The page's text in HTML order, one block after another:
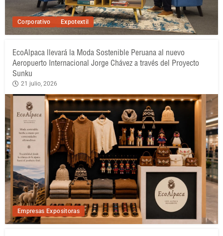
Corporativo Expotextil
Empresas Expositoras
EcoAlpaca llevará la Moda Sostenible Peruana al nuevo
Aeropuerto Internacional Jorge Chávez a través del Proyecto
Sunku
21 julio, 2026